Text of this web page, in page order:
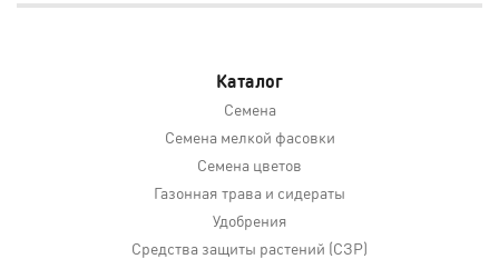
Каталог
Семена
Семена мелкой фасовки
Семена цветов
Газонная трава и сидераты
Удобрения
Средства защиты растений (СЗР)